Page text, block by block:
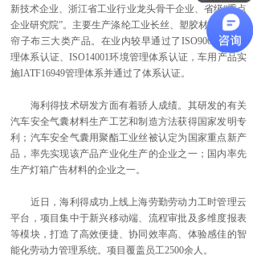
新技术企业、浙江省工业行业龙头骨干企业、省级“重点
企业研究院”。主要生产涤纶工业长丝、塑胶材料、涤纶
帘子布三大类产品。在业内较早通过了ISO9001质量管
理体系认证、ISO14001环境管理体系认证，车用产品实
施IATF16949管理体系并通过了体系认证。
海利得技术研发方面有着骄人成绩。其研发的有关
汽车安全气囊材料生产工艺和制造方法获得国家发明专
利；汽车安全气囊用聚酯工业丝被认定为国家重点新产
品，率先实现该产品产业化生产的企业之一；国内率先
生产灯箱广告材料的企业之一。
近日，海利得成功上线上海劳勤劳动力工时管理云
平台，项目集中于新兴移动端、流程审批及多维度报表
等模块，打造了高效便捷、协同效率高、体验感佳的智
能化劳动力管理系统。项目覆盖员工2500余人。